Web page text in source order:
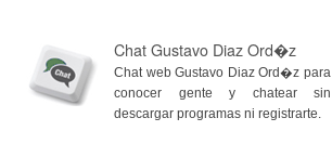
Chat Gustavo Diaz Ord�z
Chat web Gustavo Diaz Ord�z para
conocer gente y chatear sin
descargar programas ni registrarte.